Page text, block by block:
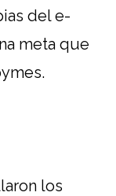
del e-
meta que
los